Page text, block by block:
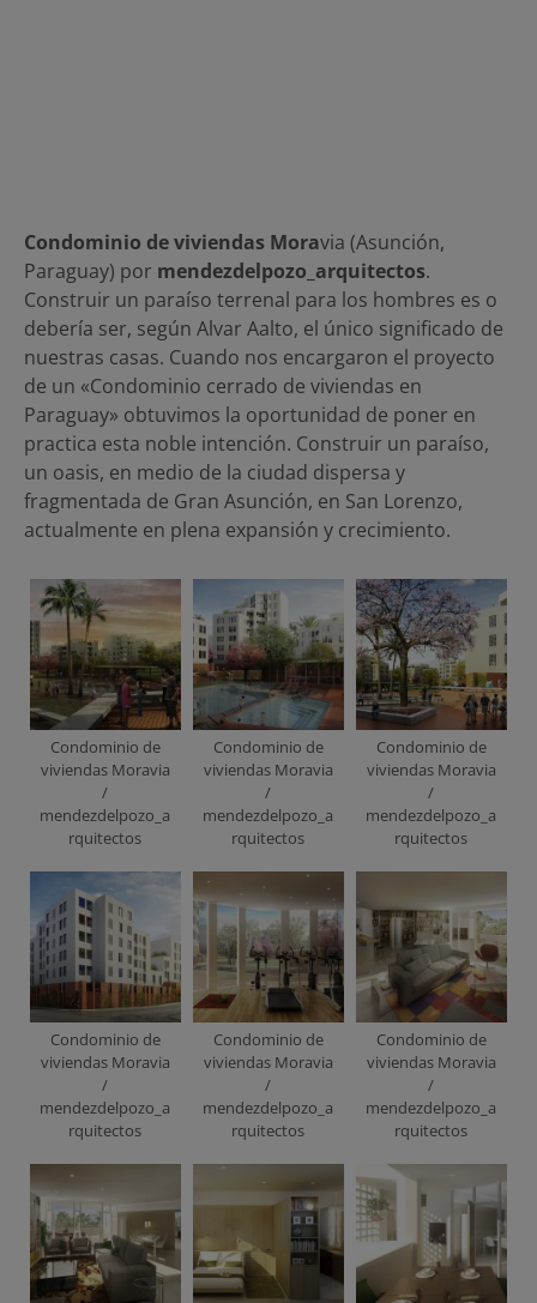
Condominio de viviendas Moravia (Asunción,
Paraguay) por mendezdelpozo_arquitectos.
Construir un paraíso terrenal para los hombres es o
debería ser, según Alvar Aalto, el único significado de
nuestras casas. Cuando nos encargaron el proyecto
de un «Condominio cerrado de viviendas en
Paraguay» obtuvimos la oportunidad de poner en
practica esta noble intención. Construir un paraíso,
un oasis, en medio de la ciudad dispersa y
fragmentada de Gran Asunción, en San Lorenzo,
actualmente en plena expansión y crecimiento.
Condominio de
viviendas Moravia
/
mendezdelpozo_a
rquitectos
Condominio de
viviendas Moravia
/
mendezdelpozo_a
rquitectos
Condominio de
viviendas Moravia
/
mendezdelpozo_a
rquitectos
Condominio de
viviendas Moravia
/
mendezdelpozo_a
rquitectos
Condominio de
viviendas Moravia
/
mendezdelpozo_a
rquitectos
Condominio de
viviendas Moravia
/
mendezdelpozo_a
rquitectos